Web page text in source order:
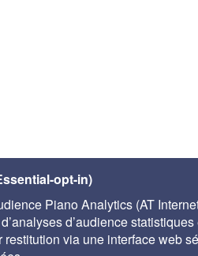
opt-in)
Piano Analytics (AT
d’audience statistiques
via une interface web